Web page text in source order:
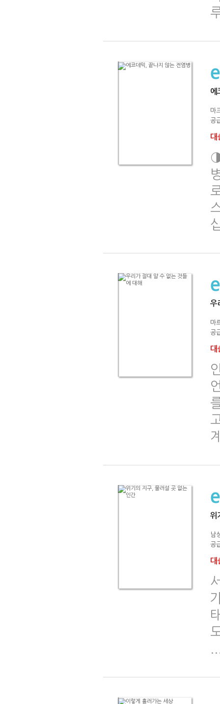
에
마
공
대
우
마
공
대
위
남
공
대